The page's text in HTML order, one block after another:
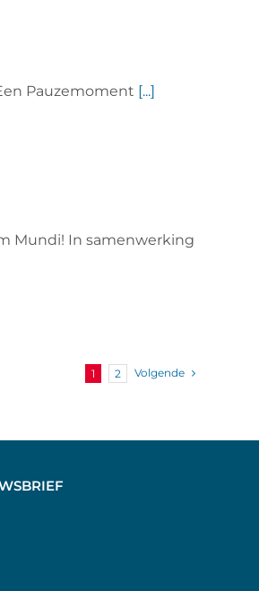
Pauzemoment [...]
Mundi! In samenwerking
1 2 Volgende